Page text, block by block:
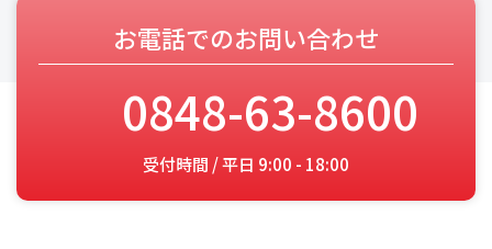
お電話でのお問い合わせ
0848-63-8600
受付時間 / 平日 9:00 - 18:00